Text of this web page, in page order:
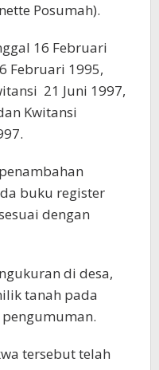
Posumah).
16 Februari
Februari 1995,
21 Juni 1997,
Kwitansi
buku register
dengan
di desa,
tanah pada
tersebut telah